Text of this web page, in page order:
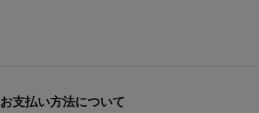
お支払い方法について